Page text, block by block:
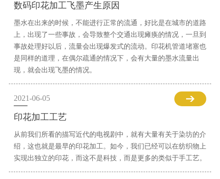
数码印花加工飞墨产生原因
墨水在出来的时候，不能进行正常的流通，好比是在城市的道路
上，出现了一些事故，会导致整个交通出现瘫痪的情况，一旦到
事故处理好以后，流量会出现爆发式的流动。印花机管道堵塞也
是同样的道理，在偶尔疏通的情况下，会有大量的墨水流量出
现，就会出现飞墨的情况。
2021-06-05
印花加工工艺
从前我们所看的描写近代的电视剧中，就有大量有关于染坊的介
绍，这也就是最早的印花加工。如今，我们已经可以在纺织物上
实现出独立的印花，而这不是科技，而是更多的类似于手工艺。